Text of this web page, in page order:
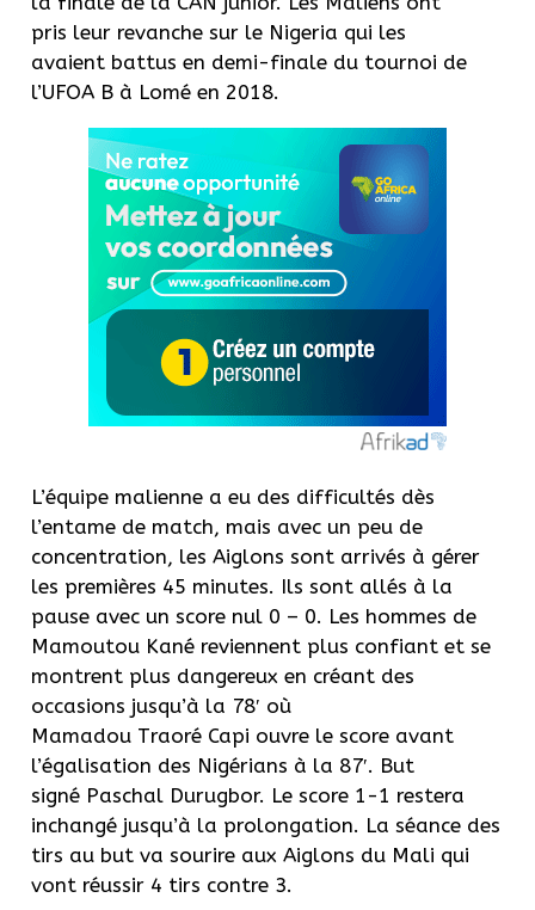
pris leur revanche sur le Nigeria qui les
avaient battus en demi-finale du tournoi de
l’UFOA B à Lomé en 2018.
L’équipe malienne a eu des difficultés dès
l’entame de match, mais avec un peu de
concentration, les Aiglons sont arrivés à gérer
les premières 45 minutes. Ils sont allés à la
pause avec un score nul 0 – 0. Les hommes de
Mamoutou Kané reviennent plus confiant et se
montrent plus dangereux en créant des
occasions jusqu’à la 78′ où
Mamadou Traoré Capi ouvre le score avant
l’égalisation des Nigérians à la 87′. But
signé Paschal Durugbor. Le score 1-1 restera
inchangé jusqu’à la prolongation. La séance des
tirs au but va sourire aux Aiglons du Mali qui
vont réussir 4 tirs contre 3.